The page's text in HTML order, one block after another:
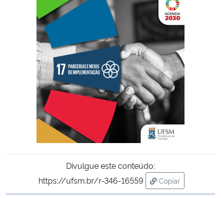
Divulgue este conteúdo:
https://ufsm.br/r-346-16559
Copiar
para área de